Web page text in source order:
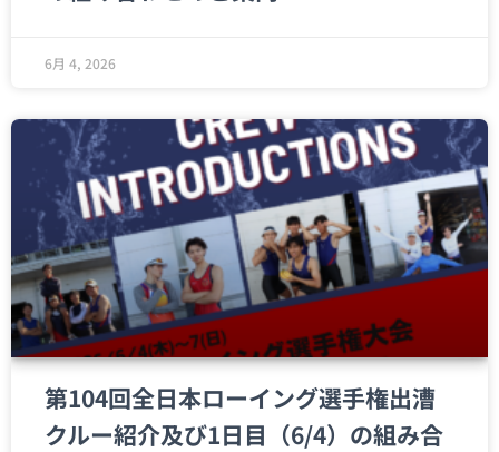
6月 4, 2026
第104回全日本ローイング選手権出漕
クルー紹介及び1日目（6/4）の組み合